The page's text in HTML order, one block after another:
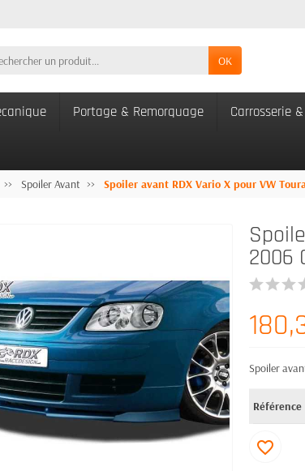
OK
Portage & Remorquage Carrosserie
Spoiler Avant Spoiler avant RDX Vario X pour VW
2006
Spoiler
Référence
favorite_border